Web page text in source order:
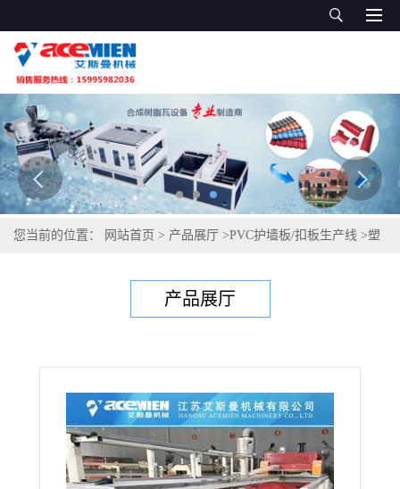
您当前的位置： 网站首页 > 产品展厅 >PVC护墙板/扣板生产线 >塑
产品展厅